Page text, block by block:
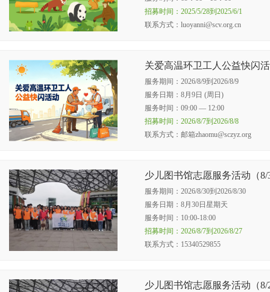
招募时间：2025/5/28到2025/6/1
联系方式：luoyanni@scv.org.cn
关爱高温环卫工人公益快闪
服务期间：2026/8/9到2026/8/9
服务日期：8月9日 (周日)
服务时间：09:00 — 12:00
招募时间：2026/8/7到2026/8/8
联系方式：邮箱zhaomu@sczyz.org
少儿图书馆志愿服务活动（8/
服务期间：2026/8/30到2026/8/30
服务日期：8月30日星期天
服务时间：10:00-18:00
招募时间：2026/8/7到2026/8/27
联系方式：‭15340529855‬
少儿图书馆志愿服务活动（8/